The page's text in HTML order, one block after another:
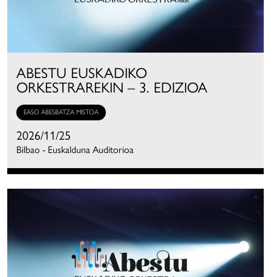
ABESTU EUSKADIKO
ORKESTRAREKIN – 3. EDIZIOA
EASO ABESBATZA MISTOA
2026/11/25
Bilbao - Euskalduna Auditorioa